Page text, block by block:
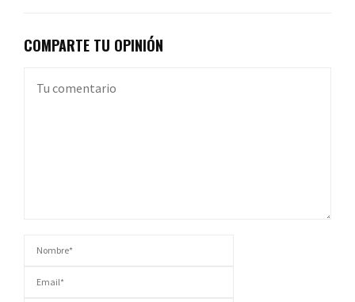
COMPARTE TU OPINIÓN